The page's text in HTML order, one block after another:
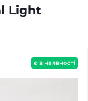
Light
є в наявності